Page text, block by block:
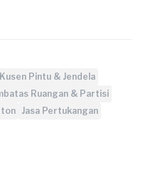
Kusen Pintu & Jendela
Ruangan & Partisi
Jasa Pertukangan